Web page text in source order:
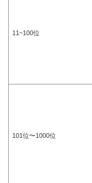
11~100位
101位〜1000位